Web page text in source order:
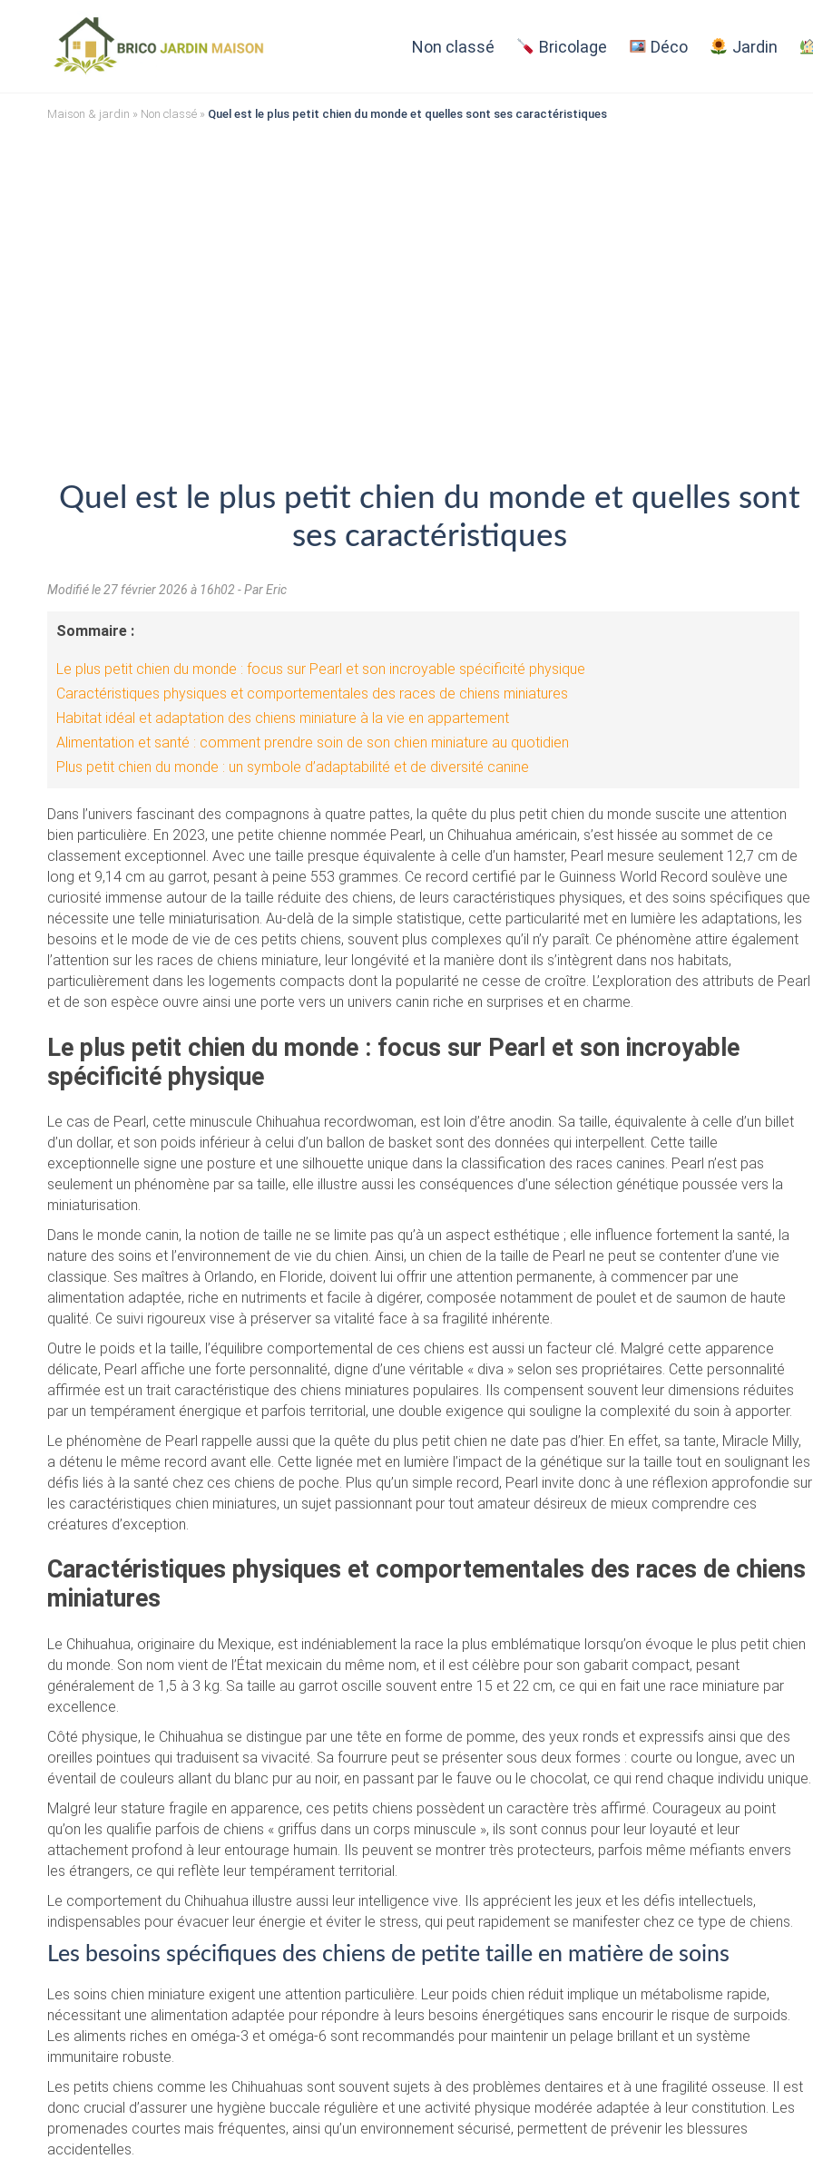
Non classé Bricolage Déco Jardin
Maison & jardin » Non classé » Quel est le plus petit chien du monde et quelles sont ses caractéristiques
Quel est le plus petit chien du monde et quelles sont
ses caractéristiques
Modifié le27 février 2026 à 16h02 - Par Eric
Sommaire :
Le plus petit chien du monde : focus sur Pearl et son incroyable spécificité physique
Caractéristiques physiques et comportementales des races de chiens miniatures
Habitat idéal et adaptation des chiens miniature à la vie en appartement
Alimentation et santé : comment prendre soin de son chien miniature au quotidien
Plus petit chien du monde : un symbole d’adaptabilité et de diversité canine
Dans l’univers fascinant des compagnons à quatre pattes, la quête du plus petit chien du monde suscite une attention
bien particulière. En 2023, une petite chienne nommée Pearl, un Chihuahua américain, s’est hissée au sommet de ce
classement exceptionnel. Avec une taille presque équivalente à celle d’un hamster, Pearl mesure seulement 12,7 cm de
long et 9,14 cm au garrot, pesant à peine 553 grammes. Ce record certifié par le Guinness World Record soulève une
curiosité immense autour de la taille réduite des chiens, de leurs caractéristiques physiques, et des soins spécifiques que
nécessite une telle miniaturisation. Au-delà de la simple statistique, cette particularité met en lumière les adaptations, les
besoins et le mode de vie de ces petits chiens, souvent plus complexes qu’il n’y paraît. Ce phénomène attire également
l’attention sur les races de chiens miniature, leur longévité et la manière dont ils s’intègrent dans nos habitats,
particulièrement dans les logements compacts dont la popularité ne cesse de croître. L’exploration des attributs de Pearl
et de son espèce ouvre ainsi une porte vers un univers canin riche en surprises et en charme.
Le plus petit chien du monde : focus sur Pearl et son incroyable
spécificité physique
Le cas de Pearl, cette minuscule Chihuahua recordwoman, est loin d’être anodin. Sa taille, équivalente à celle d’un billet
d’un dollar, et son poids inférieur à celui d’un ballon de basket sont des données qui interpellent. Cette taille
exceptionnelle signe une posture et une silhouette unique dans la classification des races canines. Pearl n’est pas
seulement un phénomène par sa taille, elle illustre aussi les conséquences d’une sélection génétique poussée vers la
miniaturisation.
Dans le monde canin, la notion de taille ne se limite pas qu’à un aspect esthétique ; elle influence fortement la santé, la
nature des soins et l’environnement de vie du chien. Ainsi, un chien de la taille de Pearl ne peut se contenter d’une vie
classique. Ses maîtres à Orlando, en Floride, doivent lui offrir une attention permanente, à commencer par une
alimentation adaptée, riche en nutriments et facile à digérer, composée notamment de poulet et de saumon de haute
qualité. Ce suivi rigoureux vise à préserver sa vitalité face à sa fragilité inhérente.
Outre le poids et la taille, l’équilibre comportemental de ces chiens est aussi un facteur clé. Malgré cette apparence
délicate, Pearl affiche une forte personnalité, digne d’une véritable « diva » selon ses propriétaires. Cette personnalité
affirmée est un trait caractéristique des chiens miniatures populaires. Ils compensent souvent leur dimensions réduites
par un tempérament énergique et parfois territorial, une double exigence qui souligne la complexité du soin à apporter.
Le phénomène de Pearl rappelle aussi que la quête du plus petit chien ne date pas d’hier. En effet, sa tante, Miracle Milly,
a détenu le même record avant elle. Cette lignée met en lumière l’impact de la génétique sur la taille tout en soulignant les
défis liés à la santé chez ces chiens de poche. Plus qu’un simple record, Pearl invite donc à une réflexion approfondie sur
les caractéristiques chien miniatures, un sujet passionnant pour tout amateur désireux de mieux comprendre ces
créatures d’exception.
Caractéristiques physiques et comportementales des races de chiens
miniatures
Le Chihuahua, originaire du Mexique, est indéniablement la race la plus emblématique lorsqu’on évoque le plus petit chien
du monde. Son nom vient de l’État mexicain du même nom, et il est célèbre pour son gabarit compact, pesant
généralement de 1,5 à 3 kg. Sa taille au garrot oscille souvent entre 15 et 22 cm, ce qui en fait une race miniature par
excellence.
Côté physique, le Chihuahua se distingue par une tête en forme de pomme, des yeux ronds et expressifs ainsi que des
oreilles pointues qui traduisent sa vivacité. Sa fourrure peut se présenter sous deux formes : courte ou longue, avec un
éventail de couleurs allant du blanc pur au noir, en passant par le fauve ou le chocolat, ce qui rend chaque individu unique.
Malgré leur stature fragile en apparence, ces petits chiens possèdent un caractère très affirmé. Courageux au point
qu’on les qualifie parfois de chiens « griffus dans un corps minuscule », ils sont connus pour leur loyauté et leur
attachement profond à leur entourage humain. Ils peuvent se montrer très protecteurs, parfois même méfiants envers
les étrangers, ce qui reflète leur tempérament territorial.
Le comportement du Chihuahua illustre aussi leur intelligence vive. Ils apprécient les jeux et les défis intellectuels,
indispensables pour évacuer leur énergie et éviter le stress, qui peut rapidement se manifester chez ce type de chiens.
Les besoins spécifiques des chiens de petite taille en matière de soins
Les soins chien miniature exigent une attention particulière. Leur poids chien réduit implique un métabolisme rapide,
nécessitant une alimentation adaptée pour répondre à leurs besoins énergétiques sans encourir le risque de surpoids.
Les aliments riches en oméga-3 et oméga-6 sont recommandés pour maintenir un pelage brillant et un système
immunitaire robuste.
Les petits chiens comme les Chihuahuas sont souvent sujets à des problèmes dentaires et à une fragilité osseuse. Il est
donc crucial d’assurer une hygiène buccale régulière et une activité physique modérée adaptée à leur constitution. Les
promenades courtes mais fréquentes, ainsi qu’un environnement sécurisé, permettent de prévenir les blessures
accidentelles.